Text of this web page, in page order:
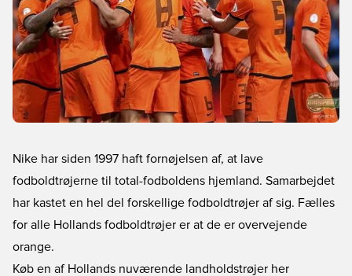
Nike har siden 1997 haft fornøjelsen af, at lave
fodboldtrøjerne til total-fodboldens hjemland. Samarbejdet
har kastet en hel del forskellige fodboldtrøjer af sig. Fælles
for alle Hollands fodboldtrøjer er at de er overvejende
orange.
Køb en af Hollands nuværende landholdstrøjer her